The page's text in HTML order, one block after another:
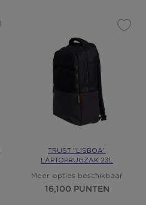
TRUST "LISBOA"
LAPTOPRUGZAK 23L
Meer opties beschikbaar
16,100 PUNTEN